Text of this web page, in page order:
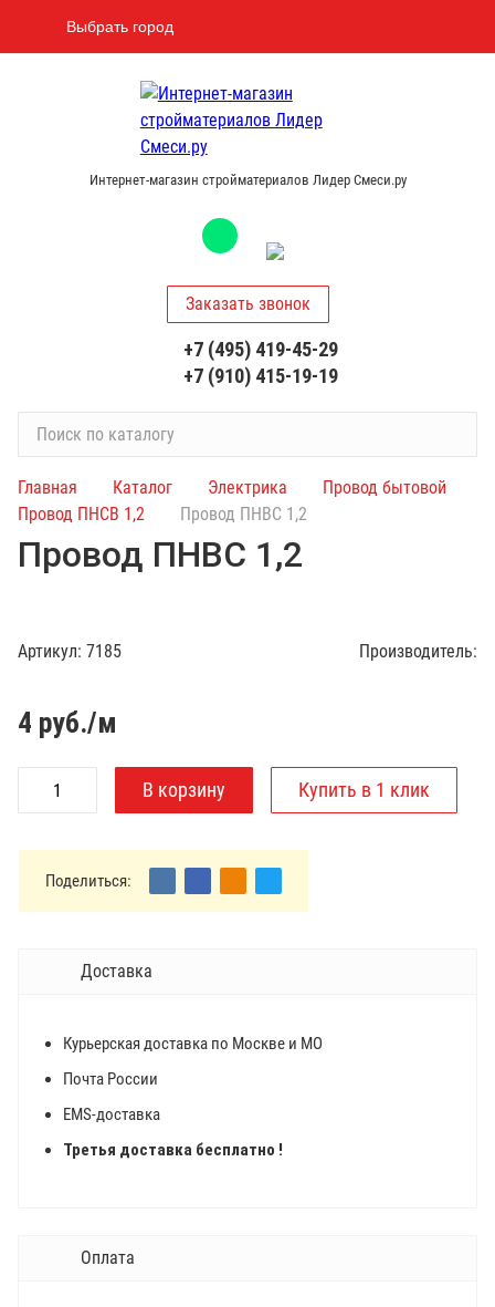
Выбрать город
Интернет-магазин стройматериалов Лидер Смеси.ру
и
с
т
л
г
Заказать звонок
+7 (495) 419-45-29
+7 (910) 415-19-19
Главная Каталог Электрика
Провод бытовой
Провод ПНСВ 1,2
Провод ПНВС 1,2
Провод ПНВС 1,2
Артикул: 7185 Производитель:
4 руб./м
Поделиться:
Доставка
Курьерская доставка по Москве и МО
Почта России
EMS-доставка
Третья доставка бесплатно !
Оплата